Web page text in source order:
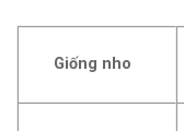
Giống nho